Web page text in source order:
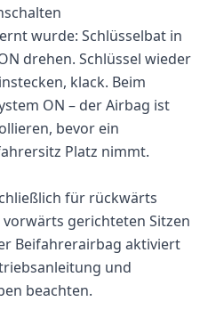
wurde: Schlüsselbat in
drehen. Schlüssel wieder
klack. Beim
ON – der Airbag ist
bevor ein
Platz nimmt.
für rückwärts
gerichteten Sitzen
Beifahrerairbag aktiviert
und
beachten.